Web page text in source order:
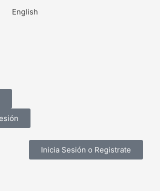
English
Inicia Sesión o Registrate